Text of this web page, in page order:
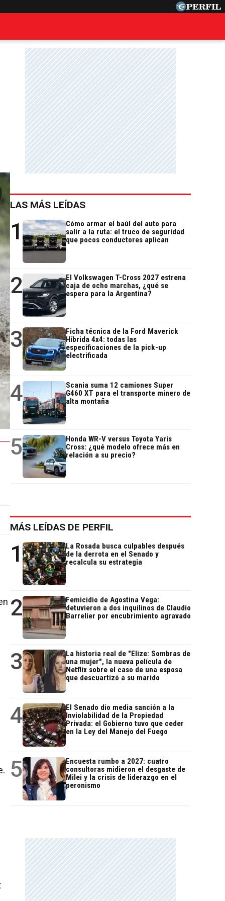
LAS MÁS LEÍDAS
1
Cómo armar el baúl del auto para
salir a la ruta: el truco de seguridad
que pocos conductores aplican
2
El Volkswagen T-Cross 2027 estrena
caja de ocho marchas, ¿qué se
espera para la Argentina?
3
Ficha técnica de la Ford Maverick
Híbrida 4x4: todas las
especificaciones de la pick-up
electrificada
4
Scania suma 12 camiones Super
G460 XT para el transporte minero de
alta montaña
5
Honda WR-V versus Toyota Yaris
Cross: ¿qué modelo ofrece más en
relación a su precio?
MÁS LEÍDAS DE PERFIL
1
La Rosada busca culpables después
de la derrota en el Senado y
recalcula su estrategia
2
Femicidio de Agostina Vega:
detuvieron a dos inquilinos de Claudio
Barrelier por encubrimiento agravado
3
La historia real de "Elize: Sombras de
una mujer", la nueva película de
Netflix sobre el caso de una esposa
que descuartizó a su marido
4
El Senado dio media sanción a la
Inviolabilidad de la Propiedad
Privada: el Gobierno tuvo que ceder
en la Ley del Manejo del Fuego
5
Encuesta rumbo a 2027: cuatro
consultoras midieron el desgaste de
Milei y la crisis de liderazgo en el
peronismo